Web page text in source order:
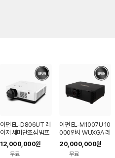
이펀 EL-D806UT 레
이저 세미단초점 빔프
로젝터 8000안시 풀
HD WUXGA
12,000,000원
무료
이펀 EL-M1007U 10
000안시 WUXGA 레
이저 빔프로젝터
20,000,000원
무료